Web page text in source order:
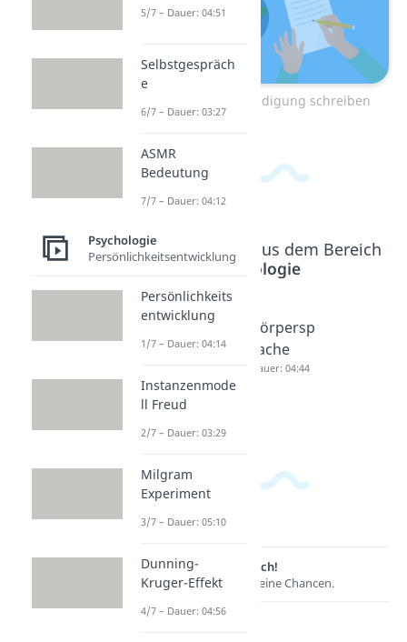
Zum Video: Entschuldigung schreiben
Beliebte Inhalte aus dem Bereich
Psychologie
ikation
Dauer: 04:19
Mimik
und
Dauer: 03:58
Körpersp
rache
Dauer: 04:44
Lernen lohnt sich!
Entdecke hier deine Chancen.
5/7 – Dauer: 04:51
Selbstgespräch
e
6/7 – Dauer: 03:27
ASMR
Bedeutung
7/7 – Dauer: 04:12
Psychologie
Persönlichkeitsentwicklung
Persönlichkeits
entwicklung
1/7 – Dauer: 04:14
Instanzenmode
ll Freud
2/7 – Dauer: 03:29
Milgram
Experiment
3/7 – Dauer: 05:10
Dunning-
Kruger-Effekt
4/7 – Dauer: 04:56